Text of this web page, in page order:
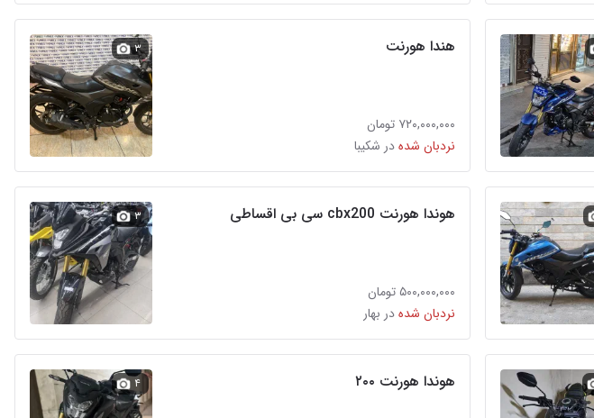
هندا هورنت
۷۲۰,۰۰۰,۰۰۰ تومان
نردبان شدهدر شکیبا
۳
هوندا هورنت cbx200 سی بی اقساطی
۵۰۰,۰۰۰,۰۰۰ تومان
نردبان شدهدر بهار
۳
هوندا هورنت ۲۰۰ ۴